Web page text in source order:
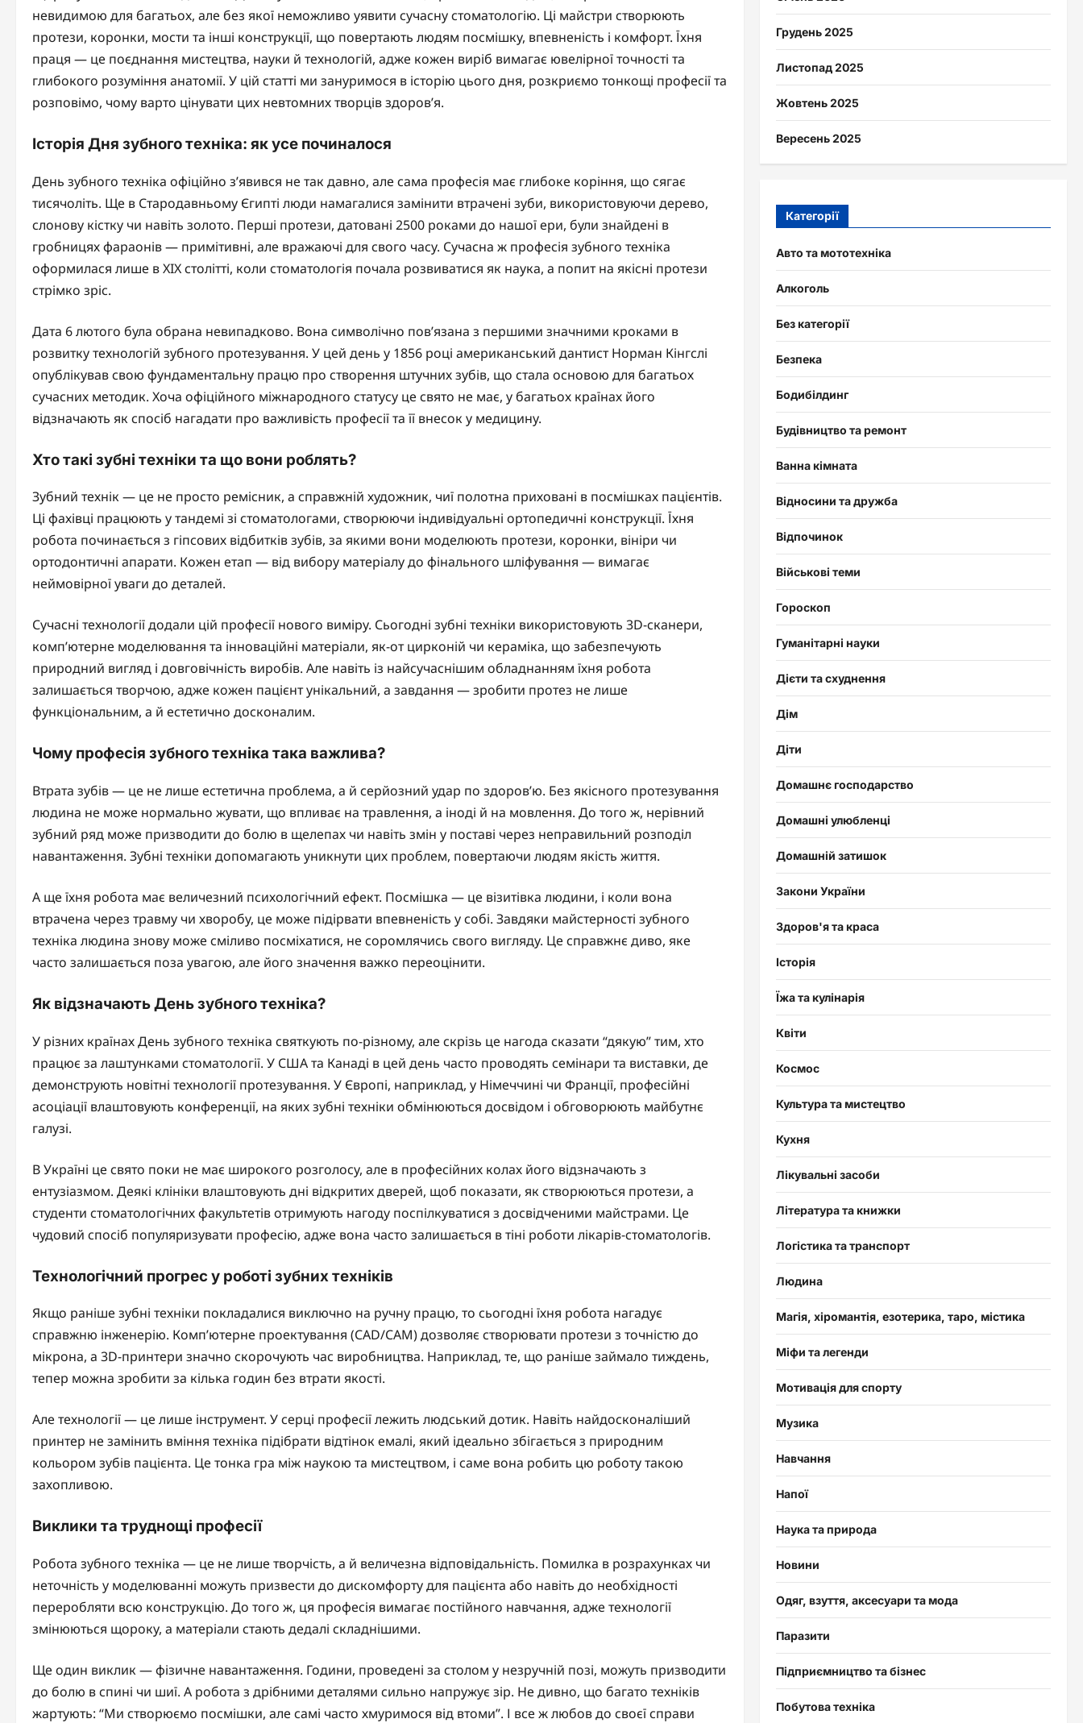
невидимою для багатьох, але без якої неможливо уявити сучасну стоматологію. Ці майстри створюють
протези, коронки, мости та інші конструкції, що повертають людям посмішку, впевненість і комфорт. Їхня
праця — це поєднання мистецтва, науки й технологій, адже кожен виріб вимагає ювелірної точності та
глибокого розуміння анатомії. У цій статті ми зануримося в історію цього дня, розкриємо тонкощі професії та
розповімо, чому варто цінувати цих невтомних творців здоров’я.
Історія Дня зубного техніка: як усе починалося
День зубного техніка офіційно з’явився не так давно, але сама професія має глибоке коріння, що сягає
тисячоліть. Ще в Стародавньому Єгипті люди намагалися замінити втрачені зуби, використовуючи дерево,
слонову кістку чи навіть золото. Перші протези, датовані 2500 роками до нашої ери, були знайдені в
гробницях фараонів — примітивні, але вражаючі для свого часу. Сучасна ж професія зубного техніка
оформилася лише в XIX столітті, коли стоматологія почала розвиватися як наука, а попит на якісні протези
стрімко зріс.
Дата 6 лютого була обрана невипадково. Вона символічно пов’язана з першими значними кроками в
розвитку технологій зубного протезування. У цей день у 1856 році американський дантист Норман Кінгслі
опублікував свою фундаментальну працю про створення штучних зубів, що стала основою для багатьох
сучасних методик. Хоча офіційного міжнародного статусу це свято не має, у багатьох країнах його
відзначають як спосіб нагадати про важливість професії та її внесок у медицину.
Хто такі зубні техніки та що вони роблять?
Зубний технік — це не просто ремісник, а справжній художник, чиї полотна приховані в посмішках пацієнтів.
Ці фахівці працюють у тандемі зі стоматологами, створюючи індивідуальні ортопедичні конструкції. Їхня
робота починається з гіпсових відбитків зубів, за якими вони моделюють протези, коронки, вініри чи
ортодонтичні апарати. Кожен етап — від вибору матеріалу до фінального шліфування — вимагає
неймовірної уваги до деталей.
Сучасні технології додали цій професії нового виміру. Сьогодні зубні техніки використовують 3D-сканери,
комп’ютерне моделювання та інноваційні матеріали, як-от цирконій чи кераміка, що забезпечують
природний вигляд і довговічність виробів. Але навіть із найсучаснішим обладнанням їхня робота
залишається творчою, адже кожен пацієнт унікальний, а завдання — зробити протез не лише
функціональним, а й естетично досконалим.
Чому професія зубного техніка така важлива?
Втрата зубів — це не лише естетична проблема, а й серйозний удар по здоров’ю. Без якісного протезування
людина не може нормально жувати, що впливає на травлення, а іноді й на мовлення. До того ж, нерівний
зубний ряд може призводити до болю в щелепах чи навіть змін у поставі через неправильний розподіл
навантаження. Зубні техніки допомагають уникнути цих проблем, повертаючи людям якість життя.
А ще їхня робота має величезний психологічний ефект. Посмішка — це візитівка людини, і коли вона
втрачена через травму чи хворобу, це може підірвати впевненість у собі. Завдяки майстерності зубного
техніка людина знову може сміливо посміхатися, не соромлячись свого вигляду. Це справжнє диво, яке
часто залишається поза увагою, але його значення важко переоцінити.
Як відзначають День зубного техніка?
У різних країнах День зубного техніка святкують по-різному, але скрізь це нагода сказати “дякую” тим, хто
працює за лаштунками стоматології. У США та Канаді в цей день часто проводять семінари та виставки, де
демонструють новітні технології протезування. У Європі, наприклад, у Німеччині чи Франції, професійні
асоціації влаштовують конференції, на яких зубні техніки обмінюються досвідом і обговорюють майбутнє
галузі.
В Україні це свято поки не має широкого розголосу, але в професійних колах його відзначають з
ентузіазмом. Деякі клініки влаштовують дні відкритих дверей, щоб показати, як створюються протези, а
студенти стоматологічних факультетів отримують нагоду поспілкуватися з досвідченими майстрами. Це
чудовий спосіб популяризувати професію, адже вона часто залишається в тіні роботи лікарів-стоматологів.
Технологічний прогрес у роботі зубних техніків
Якщо раніше зубні техніки покладалися виключно на ручну працю, то сьогодні їхня робота нагадує
справжню інженерію. Комп’ютерне проектування (CAD/CAM) дозволяє створювати протези з точністю до
мікрона, а 3D-принтери значно скорочують час виробництва. Наприклад, те, що раніше займало тиждень,
тепер можна зробити за кілька годин без втрати якості.
Але технології — це лише інструмент. У серці професії лежить людський дотик. Навіть найдосконаліший
принтер не замінить вміння техніка підібрати відтінок емалі, який ідеально збігається з природним
кольором зубів пацієнта. Це тонка гра між наукою та мистецтвом, і саме вона робить цю роботу такою
захопливою.
Виклики та труднощі професії
Робота зубного техніка — це не лише творчість, а й величезна відповідальність. Помилка в розрахунках чи
неточність у моделюванні можуть призвести до дискомфорту для пацієнта або навіть до необхідності
переробляти всю конструкцію. До того ж, ця професія вимагає постійного навчання, адже технології
змінюються щороку, а матеріали стають дедалі складнішими.
Ще один виклик — фізичне навантаження. Години, проведені за столом у незручній позі, можуть призводити
до болю в спині чи шиї. А робота з дрібними деталями сильно напружує зір. Не дивно, що багато техніків
жартують: “Ми створюємо посмішки, але самі часто хмуримося від втоми”. І все ж любов до своєї справи
Грудень 2025
Листопад 2025
Жовтень 2025
Вересень 2025
Категорії
Авто та мототехніка
Алкоголь
Без категорії
Безпека
Бодибілдинг
Будівництво та ремонт
Ванна кімната
Відносини та дружба
Відпочинок
Військові теми
Гороскоп
Гуманітарні науки
Дієти та схуднення
Дім
Діти
Домашнє господарство
Домашні улюбленці
Домашній затишок
Закони України
Здоров'я та краса
Історія
Їжа та кулінарія
Квіти
Космос
Культура та мистецтво
Кухня
Лікувальні засоби
Література та книжки
Логістика та транспорт
Людина
Магія, хіромантія, езотерика, таро, містика
Міфи та легенди
Мотивація для спорту
Музика
Навчання
Напої
Наука та природа
Новини
Одяг, взуття, аксесуари та мода
Паразити
Підприємництво та бізнес
Побутова техніка